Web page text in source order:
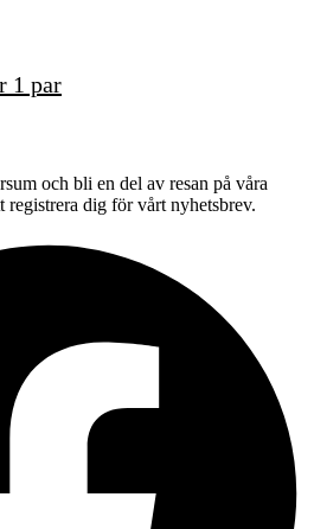
1 par
och bli en del av resan på våra
registrera dig för vårt nyhetsbrev.